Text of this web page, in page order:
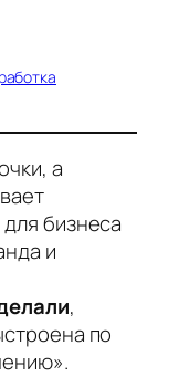
а
бизнеса
и
,
по